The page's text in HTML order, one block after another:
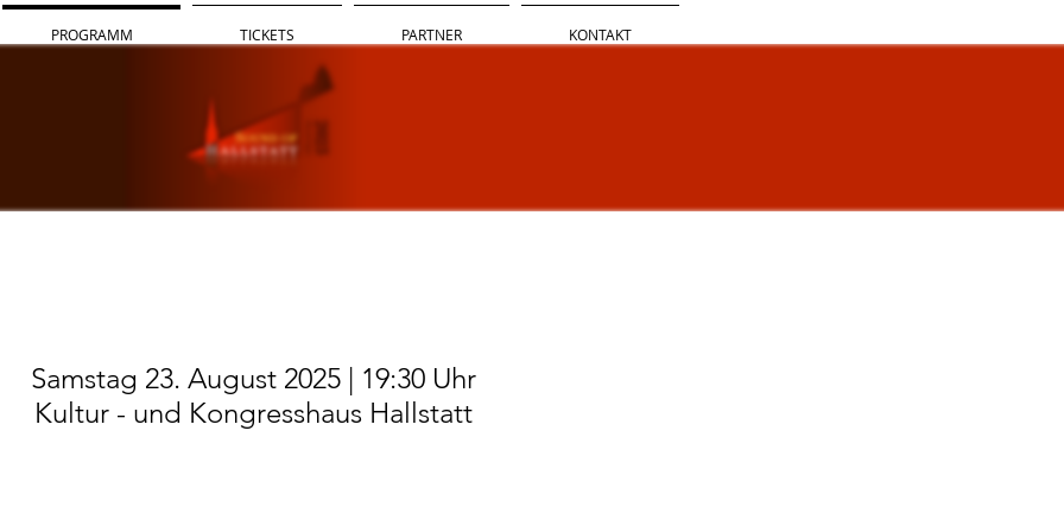
PROGRAMM TICKETS PARTNER KONTAKT
Samstag 23. August 2025 | 19:30 Uhr
Kultur - und Kongresshaus Hallstatt